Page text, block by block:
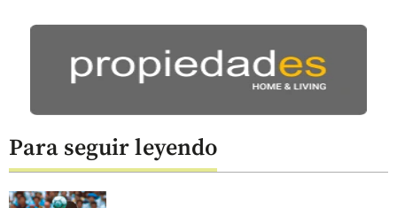
Para seguir leyendo